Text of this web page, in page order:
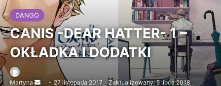
DANGO
CANIS -DEAR HATTER- 1 –
OKŁADKA I DODATKI
Martyna
Send27 listopada 2017 Zaktualizowany: 5 lipca 2018